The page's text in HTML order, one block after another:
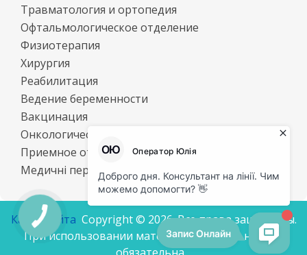
Травматология и ортопедия
Офтальмологическое отделение
Физиотерапия
Хирургия
Реабилитация
Ведение беременности
Вакцинация
Онкологический центр
Приемное отделение
Медичні перевезення
Карта сайта Cоpyright © 2026. Все права защищены.
При использовании материалов ссылка на сайт
обязательна.